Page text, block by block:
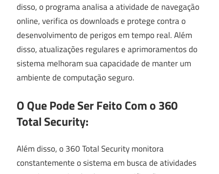
disso, o programa analisa a atividade de navegação
online, verifica os downloads e protege contra o
desenvolvimento de perigos em tempo real. Além
disso, atualizações regulares e aprimoramentos do
sistema melhoram sua capacidade de manter um
ambiente de computação seguro.
O Que Pode Ser Feito Com o 360
Total Security:
Além disso, o 360 Total Security monitora
constantemente o sistema em busca de atividades